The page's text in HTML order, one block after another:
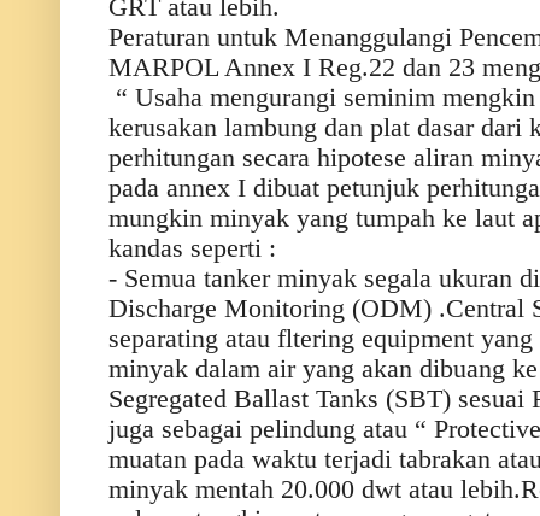
GRT atau lebih.
Peraturan untuk Menanggulangi
MARPOL Annex I Reg.22 dan 23
“ Usaha mengurangi seminim
kerusakan lambung dan plat dasar dari
perhitungan secara hipotese aliran
pada annex I dibuat petunjuk
mungkin minyak yang tumpah ke laut
kandas seperti :
- Semua tanker minyak segala ukuran
Discharge Monitoring (ODM) .Central
separating atau fltering equipment
minyak dalam air yang akan dibuang
Segregated Ballast Tanks (SBT) sesuai
juga sebagai pelindung atau “
muatan pada waktu terjadi tabrakan
minyak mentah 20.000 dwt atau